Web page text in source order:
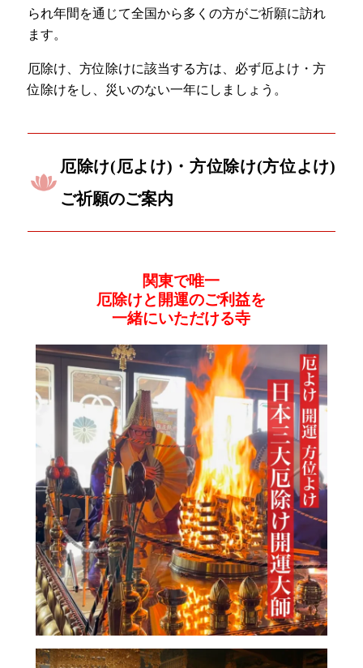
られ年間を通じて全国から多くの方がご祈願に訪れ
ます。
厄除け、方位除けに該当する方は、必ず厄よけ・方
位除けをし、災いのない一年にしましょう。
厄除け(厄よけ)・方位除け(方位よけ)
ご祈願のご案内
関東で唯一
厄除けと開運のご利益を
一緒にいただける寺